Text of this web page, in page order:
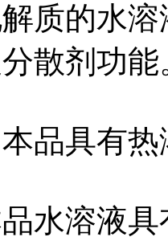
质的水
散剂 功能
本品具有
水溶液